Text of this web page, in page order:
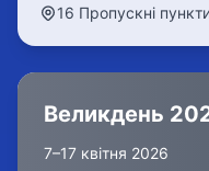
16 Пропускні
Великдень
7–17 квітня 2026